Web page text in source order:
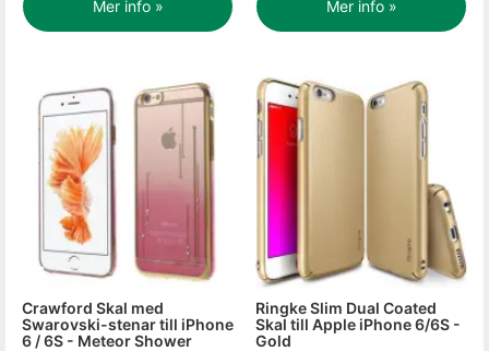
Mer info » Mer info »
Crawford Skal med
Swarovski-stenar till iPhone
6 / 6S - Meteor Shower
Ringke Slim Dual Coated
Skal till Apple iPhone 6/6S -
Gold